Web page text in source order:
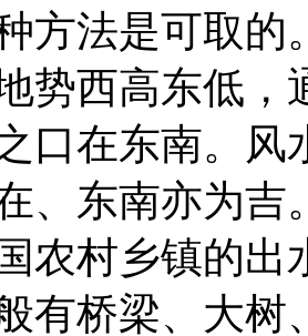
方法是可取的
西高东低，
口在东南。风
、东南亦为吉
农村乡镇的出
有桥梁、大树